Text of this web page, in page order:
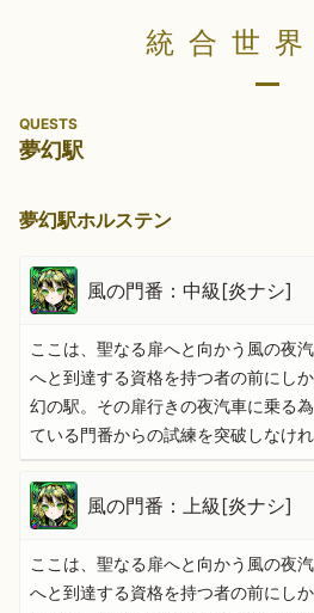
統合世
QUESTS
夢幻駅
夢幻駅ホルステン
風の門番：中級[炎ナシ]
ここは、聖なる扉へと向かう風の夜
へと到達する資格を持つ者の前にし
幻の駅。その扉行きの夜汽車に乗る
ている門番からの試練を突破しなけ
風の門番：上級[炎ナシ]
ここは、聖なる扉へと向かう風の夜
へと到達する資格を持つ者の前にし